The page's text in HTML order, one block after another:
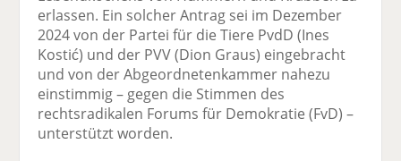
erlassen. Ein solcher Antrag sei im Dezember
2024 von der Partei für die Tiere PvdD (Ines
Kostić) und der PVV (Dion Graus) eingebracht
und von der Abgeordnetenkammer nahezu
einstimmig – gegen die Stimmen des
rechtsradikalen Forums für Demokratie (FvD) –
unterstützt worden.